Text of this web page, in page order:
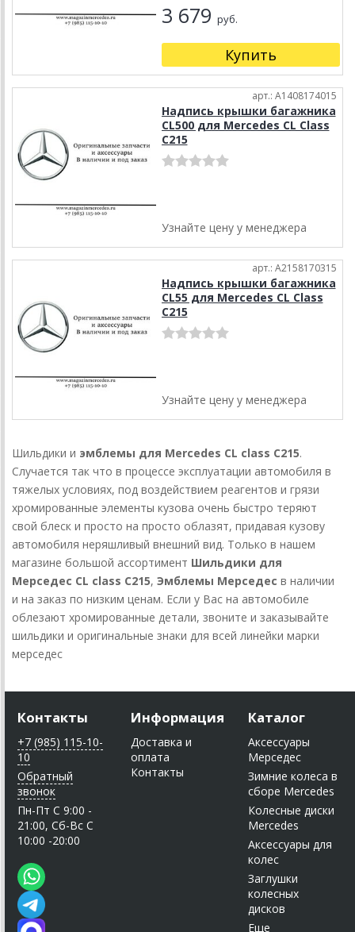
3 679 руб.
Купить
арт.: A1408174015
Надпись крышки багажника
CL500 для Mercedes CL Class
C215
Узнайте цену у менеджера
арт.: A2158170315
Надпись крышки багажника
CL55 для Mercedes CL Class
C215
Узнайте цену у менеджера
Шильдики и эмблемы для Mercedes CL class C215.
Случается так что в процессе эксплуатации автомобиля в
тяжелых условиях, под воздействием реагентов и грязи
хромированные элементы кузова очень быстро теряют
свой блеск и просто на просто облазят, придавая кузову
автомобиля неряшливый внешний вид. Только в нашем
магазине большой ассортимент Шильдики для
Мерседес CL class C215, Эмблемы Мерседес в наличии
и на заказ по низким ценам. Если у Вас на автомобиле
облезают хромированные детали, звоните и заказывайте
шильдики и оригинальные знаки для всей линейки марки
мерседес
Контакты
+7 (985) 115-10-
10
Обратный
звонок
Пн-Пт C 9:00 -
21:00, Сб-Вс С
10:00 -20:00
Информация
Доставка и
оплата
Контакты
Каталог
Аксессуары
Мерседес
Зимние колеса в
сборе Mercedes
Колесные диски
Mercedes
Аксессуары для
колес
Заглушки
колесных
дисков